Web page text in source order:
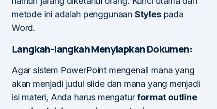
metode ini adalah penggunaan Stylespada
Word.
Langkah-langkah Menyiapkan Dokumen:
Agar sistem PowerPoint mengenali mana yang
akan menjadi judul slide dan mana yang menjadi
isi materi, Anda harus mengaturformat outline